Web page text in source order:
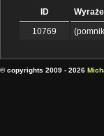
ID
10769
© copyrights 2009 - 2026